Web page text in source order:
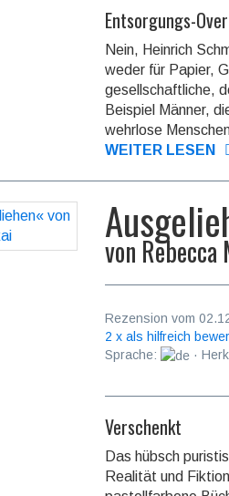
Entsorgungs-
Nein, Heinrich
weder für Papier,
gesellschaftliche,
Beispiel Männer,
wehrlose
WEITER LESEN
von Rebecca
Rezension vom
2 x als hilfreich
Sprache:
·
Verschenkt
Das hübsch
Realität und